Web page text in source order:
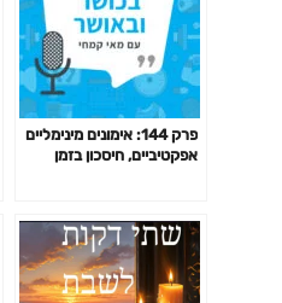
פרק 144: אימונים מינימליים
אפקטיביים, חיסכון בזמן